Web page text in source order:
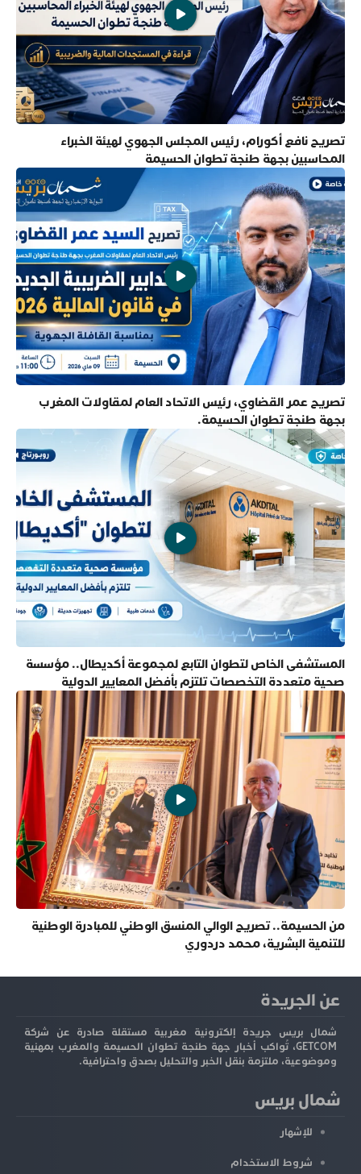
تصريح نافع أكورام، رئيس المجلس الجهوي لهيئة الخبراء
المحاسبين بجهة طنجة تطوان الحسيمة
تصريح عمر القضاوي، رئيس الاتحاد العام لمقاولات المغرب
بجهة طنجة تطوان الحسيمة.
المستشفى الخاص لتطوان التابع لمجموعة أكديطال.. مؤسسة
صحية متعددة التخصصات تلتزم بأفضل المعايير الدولية
من الحسيمة.. تصريح الوالي المنسق الوطني للمبادرة الوطنية
للتنمية البشرية، محمد دردوري
عن الجريدة
شمال بريس جريدة إلكترونية مغربية مستقلة صادرة عن شركة
GETCOM، تُواكب أخبار جهة طنجة تطوان الحسيمة والمغرب بمهنية
وموضوعية، ملتزمة بنقل الخبر والتحليل بصدق واحترافية.
شمال بريس
للإشهار
شروط الاستخدام